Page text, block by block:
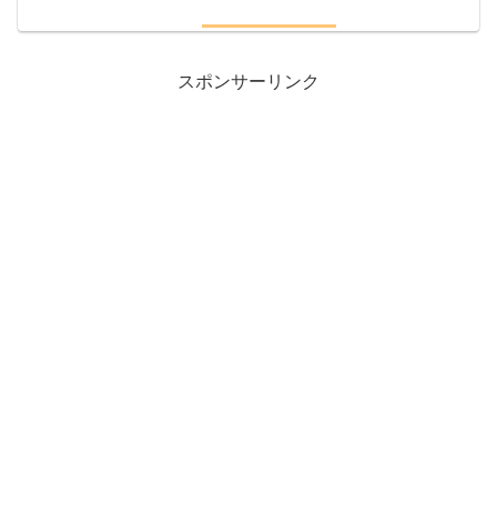
うがないだったらさやるしかねーんだだ
スポンサーリンク